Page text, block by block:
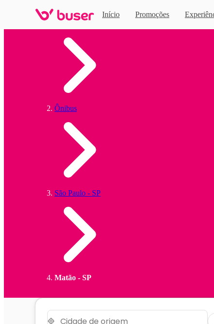
Início Promoções
Ônibus
São Paulo - SP
Matão - SP